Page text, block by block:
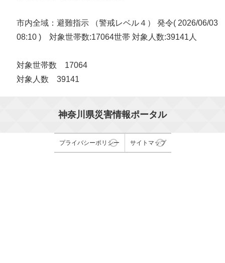
市内全域：避難指示 （警戒レベル４） 発令( 2026/06/03
08:10 ) 対象世帯数:17064世帯 対象人数:39141人
対象世帯数 17064
対象人数 39141
神奈川県災害情報ポータル
プライバシーポリシー サイトマップ